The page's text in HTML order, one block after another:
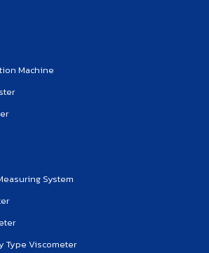
Machine
System
Type Viscometer